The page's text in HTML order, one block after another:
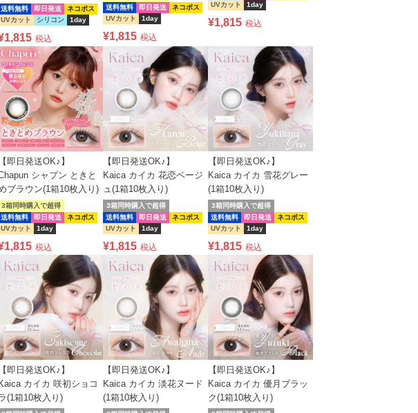
送料無料 即日発送
ネコポス
UVカット
シリコン 1day
1,815 税込
送料無料 即日発送
ネコポス
UVカット
1day
¥1,815 税込
UVカット
1day
¥1,815 税込
【即日発送OK♪】
シャプン ときと
ブラウン(1箱10枚入り)
送料無料 即日発送
ネコポス
UVカット
1day
3箱同時購入で超得
1,815 税込
【即日発送OK♪】
Kaica カイカ 花恋ベージ
ュ(1箱10枚入り)
送料無料 即日発送
ネコポス
UVカット
1day
3箱同時購入で超得
¥1,815 税込
【即日発送OK♪】
Kaica カイカ 雪花グレー
(1箱10枚入り)
送料無料 即日発送
ネコポス
UVカット
1day
3箱同時購入で超得
¥1,815 税込
【即日発送OK♪】
Kaica カイカ 咲初ショコ
(1箱10枚入り)
【即日発送OK♪】
Kaica カイカ 淡花ヌード
(1箱10枚入り)
【即日発送OK♪】
Kaica カイカ 優月ブラッ
ク(1箱10枚入り)